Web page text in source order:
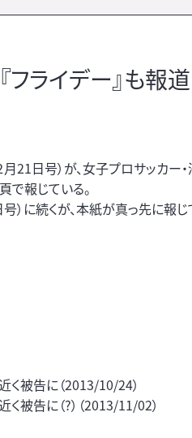
ライデー』も報道
21日号）が、女子プロサッカー
で報じている。
）に続くが、本紙が真っ先に報
く被告に（2013/10/24）
被告に（?）（2013/11/02）